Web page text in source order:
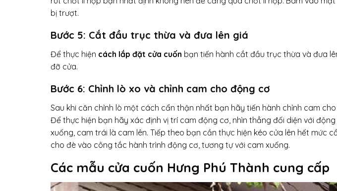
bị trượt.
Bước 5: Cắt đầu trục thừa và đưa lên giá
Để thực hiện cách lắp đặt cửa cuốn bạn tiến hành cắt đầu trục thừa và đưa
đỡ cửa.
Bước 6: Chỉnh lò xo và chỉnh cam cho động cơ
Sau khi căn chỉnh lò một cách cẩn thận nhất bạn hãy tiến hành chỉnh cam
Để thực hiện bạn hãy xác định vị trí cam động cơ, nhìn thẳng đối diện với
xuống, cam trái là cam lên. Tiếp theo bạn cần thực hiện kéo cửa lên hết mức
cho đè vào công tắc hành trình động cơ, tương tự với cam xuống.
Các mẫu cửa cuốn Hưng Phú Thành cung cấp